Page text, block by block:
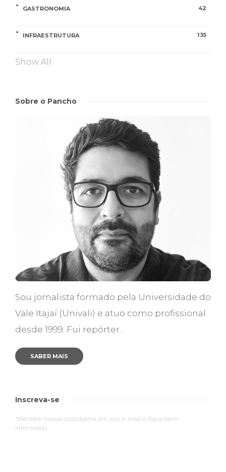
GASTRONOMIA 42
INFRAESTRUTURA 135
Show All
Sobre o Pancho
Sou jornalista formado pela Universidade do
Vale Itajaí (Univali) e atuo como profissional
desde 1999. Fui repórter...
SABER MAIS
Inscreva-se
*Receba nossas postagens em seu e-mail e fique bem
informado.